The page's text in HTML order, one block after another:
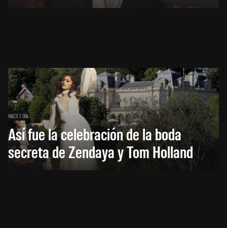
HACE 1 DÍA
Así fue la celebración de la boda
secreta de Zendaya y Tom Holland